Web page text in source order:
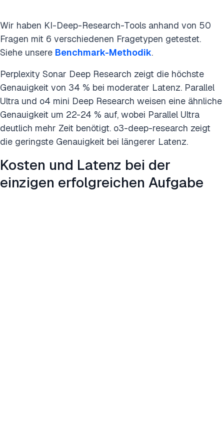
Wir haben KI-Deep-Research-Tools anhand von 50
Fragen mit 6 verschiedenen Fragetypen getestet.
Siehe unsere Benchmark-Methodik.
Perplexity Sonar Deep Research zeigt die höchste
Genauigkeit von 34 % bei moderater Latenz. Parallel
Ultra und o4 mini Deep Research weisen eine ähnliche
Genauigkeit um 22-24 % auf, wobei Parallel Ultra
deutlich mehr Zeit benötigt. o3-deep-research zeigt
die geringste Genauigkeit bei längerer Latenz.
Kosten und Latenz bei der
einzigen erfolgreichen Aufgabe